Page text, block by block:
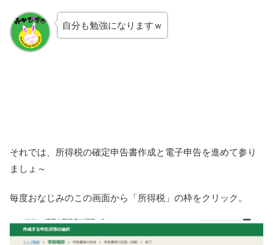
自分も勉強になりますｗ
それでは、所得税の確定申告書作成と電子申告を進めて参り
ましょ～
毎度おなじみのこの画面から「所得税」の枠をクリック。